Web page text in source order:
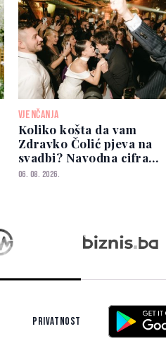
VJENČANJA
Koliko košta da vam
Zdravko Čolić pjeva na
svadbi? Navodna cifra
privukla pažnju
06. 08. 2026.
Privatnost